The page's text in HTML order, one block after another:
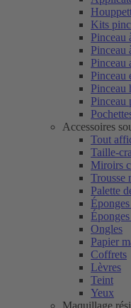
Kits
Pinceau
Pinceau
Pinceau
Pinceau
Pinceau
Pinceau
Accessoires
Tout
Taille-
Miroirs
Trousse
Palette
Ongles
Papier
Coffrets
Lèvres
Teint
Yeux
Maquillage